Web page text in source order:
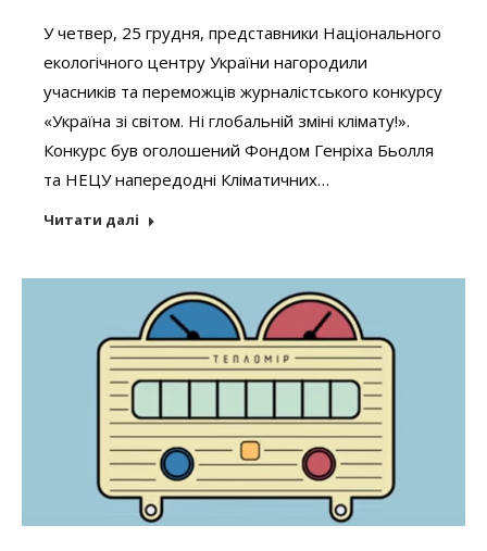
У четвер, 25 грудня, представники Національного
екологічного центру України нагородили
учасників та переможців журналістського конкурсу
«Україна зі світом. Ні глобальній зміні клімату!».
Конкурс був оголошений Фондом Генріха Бьолля
та НЕЦУ напередодні Кліматичних…
Читати далі